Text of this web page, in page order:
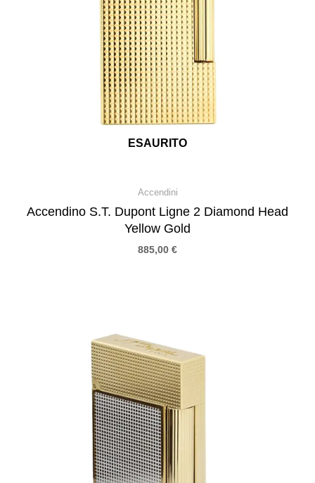
ESAURITO
Accendini
Accendino S.T. Dupont Ligne 2 Diamond Head
Yellow Gold
885,00 €